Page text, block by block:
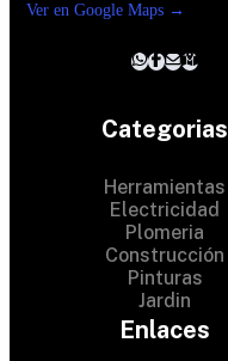
Ver en Google Maps →
Categorias
Herramientas
Electricidad
Plomeria
Construcción
Pinturas
Jardin
Enlaces